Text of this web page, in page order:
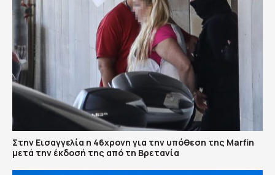
Στην Εισαγγελία η 46χρονη για την υπόθεση της Marfin
μετά την έκδοσή της από τη Βρετανία